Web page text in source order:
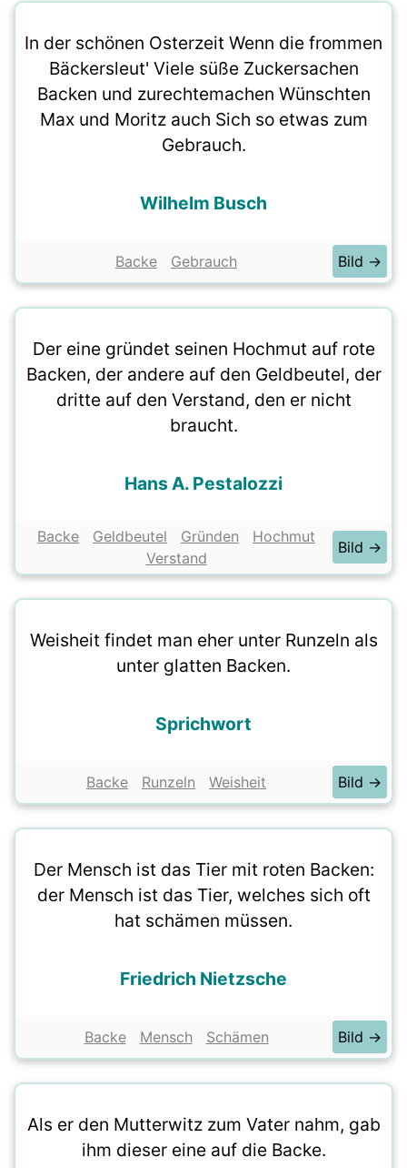
In der schönen Osterzeit Wenn die frommen
Bäckersleut' Viele süße Zuckersachen
Backen und zurechtemachen Wünschten
Max und Moritz auch Sich so etwas zum
Gebrauch.
Wilhelm Busch
Backe Gebrauch Bild →
Der eine gründet seinen Hochmut auf rote
Backen, der andere auf den Geldbeutel, der
dritte auf den Verstand, den er nicht
braucht.
Hans A. Pestalozzi
Backe Geldbeutel Gründen
Hochmut
Verstand
Bild →
Weisheit findet man eher unter Runzeln als
unter glatten Backen.
Sprichwort
Backe Runzeln Weisheit Bild →
Der Mensch ist das Tier mit roten Backen:
der Mensch ist das Tier, welches sich oft
hat schämen müssen.
Friedrich Nietzsche
Backe Mensch Schämen Bild →
Als er den Mutterwitz zum Vater nahm, gab
ihm dieser eine auf die Backe.